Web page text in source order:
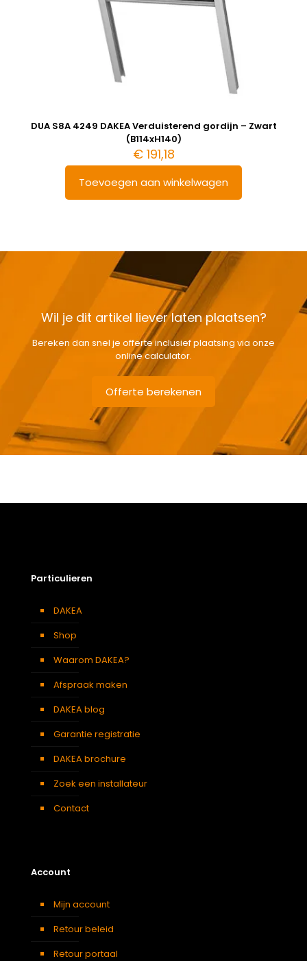
DUA S8A 4249 DAKEA Verduisterend gordijn – Zwart
(B114xH140)
€191,18
Toevoegen aan winkelwagen
Wil je dit artikel liever laten plaatsen?
Bereken dan snel je offerte inclusief plaatsing via onze
online calculator.
Offerte berekenen
Kleur :
Verduisterend
gordijn
Particulieren
DAKEA
Shop
Waarom DAKEA?
Afspraak maken
DAKEA blog
Garantie registratie
DAKEA brochure
Zoek een installateur
Contact
Account
Mijn account
Retour beleid
Retour portaal